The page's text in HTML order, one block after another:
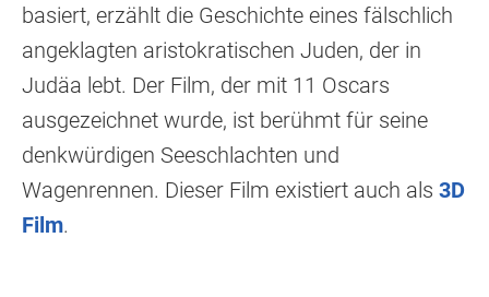
basiert, erzählt die Geschichte eines fälschlich
angeklagten aristokratischen Juden, der in
Judäa lebt. Der Film, der mit 11 Oscars
ausgezeichnet wurde, ist berühmt für seine
denkwürdigen Seeschlachten und
Wagenrennen. Dieser Film existiert auch als 3D
Film.